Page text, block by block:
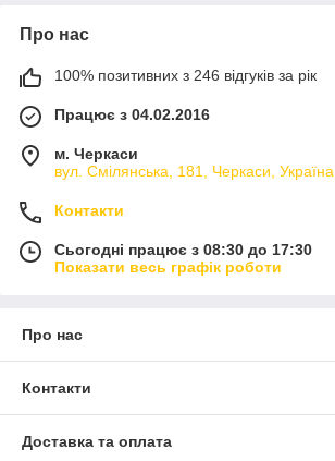
Про нас
100% позитивних з 246 відгуків за рік
Працює з 04.02.2016
м. Черкаси
вул. Смілянська, 181, Черкаси, Україна
Контакти
Сьогодні працює з 08:30 до 17:30
Показати весь графік роботи
Про нас
Контакти
Доставка та оплата